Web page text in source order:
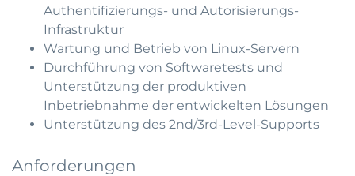
Authentifizierungs- und Autorisierungs-
Infrastruktur
Wartung und Betrieb von Linux-Servern
Durchführung von Softwaretests und
Unterstützung der produktiven
Inbetriebnahme der entwickelten Lösungen
Unterstützung des 2nd/3rd-Level-Supports
Anforderungen